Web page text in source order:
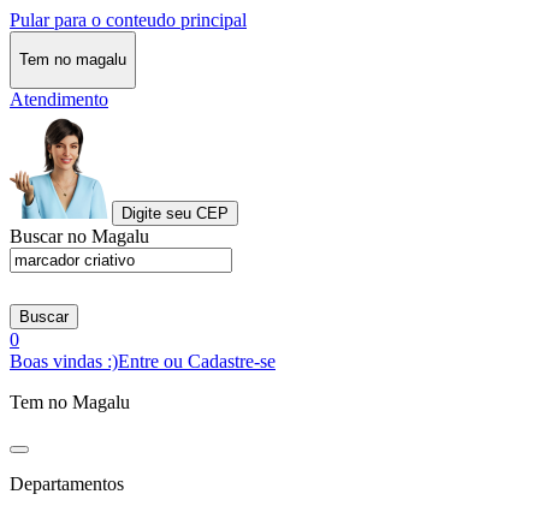
Pular para o conteudo principal
Tem no magalu
Atendimento
Digite seu CEP
Buscar no Magalu
Buscar
0
Boas vindas :)Entre ou Cadastre-se
Tem no Magalu
Departamentos